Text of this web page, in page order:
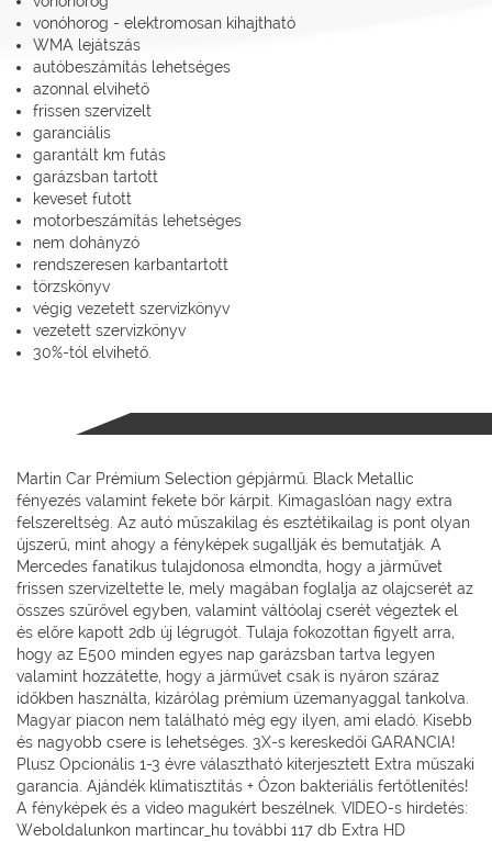
vonóhorog - elektromosan kihajtható
WMA lejátszás
autóbeszámítás lehetséges
azonnal elvihető
frissen szervizelt
garanciális
garantált km futás
garázsban tartott
keveset futott
motorbeszámítás lehetséges
nem dohányzó
rendszeresen karbantartott
törzskönyv
végig vezetett szervizkönyv
vezetett szervizkönyv
30%-tól elvihető.
Martin Car Prémium Selection gépjármű. Black Metallic
fényezés valamint fekete bőr kárpit. Kimagaslóan nagy extra
felszereltség. Az autó műszakilag és esztétikailag is pont olyan
újszerű, mint ahogy a fényképek sugallják és bemutatják. A
Mercedes fanatikus tulajdonosa elmondta, hogy a járművet
frissen szervizeltette le, mely magában foglalja az olajcserét az
összes szűrővel egyben, valamint váltóolaj cserét végeztek el
és előre kapott 2db új légrugót. Tulaja fokozottan figyelt arra,
hogy az E500 minden egyes nap garázsban tartva legyen
valamint hozzátette, hogy a járművet csak is nyáron száraz
időkben használta, kizárólag prémium üzemanyaggal tankolva.
Magyar piacon nem található még egy ilyen, ami eladó. Kisebb
és nagyobb csere is lehetséges. 3X-s kereskedői GARANCIA!
Plusz Opcionális 1-3 évre választható kiterjesztett Extra műszaki
garancia. Ajándék klímatisztítás + Ózon bakteriális fertőtlenítés!
A fényképek és a video magukért beszélnek. VIDEO-s hirdetés:
Weboldalunkon martincar_hu további 117 db Extra HD